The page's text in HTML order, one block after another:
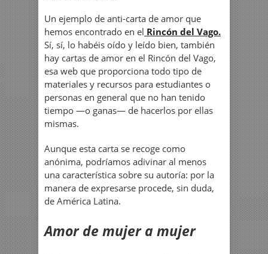
Un ejemplo de anti-carta de amor que
hemos encontrado en el Rincón del Vago.
Sí, sí, lo habéis oído y leído bien, también
hay cartas de amor en el Rincón del Vago,
esa web que proporciona todo tipo de
materiales y recursos para estudiantes o
personas en general que no han tenido
tiempo —o ganas— de hacerlos por ellas
mismas.
Aunque esta carta se recoge como
anónima, podríamos adivinar al menos
una característica sobre su autoría: por la
manera de expresarse procede, sin duda,
de América Latina.
Amor de mujer a mujer